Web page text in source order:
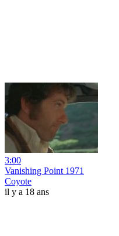
3:00
Vanishing Point 1971
Coyote
il y a 18 ans